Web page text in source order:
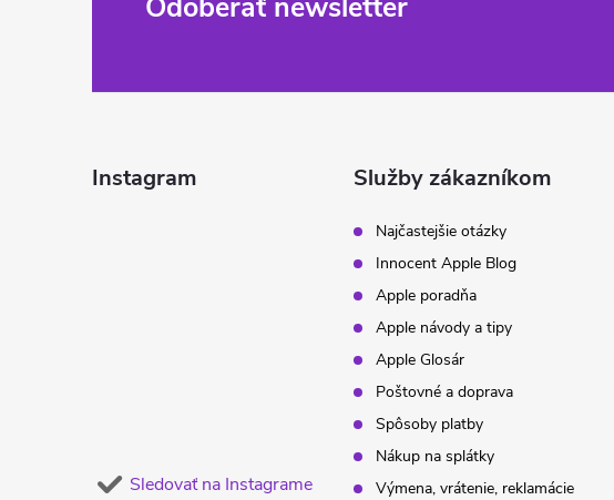
Odoberať newsletter
Instagram
Sledovať na Instagrame
Služby zákazníkom
Najčastejšie otázky
Innocent Apple Blog
Apple poradňa
Apple návody a tipy
Apple Glosár
Poštovné a doprava
Spôsoby platby
Nákup na splátky
Výmena, vrátenie, reklamácie